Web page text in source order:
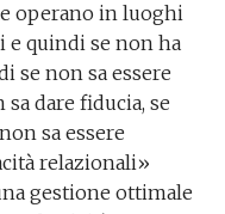
operano in luoghi
e quindi se non ha
se non sa essere
dare fiducia, se
sa essere
relazionali»
gestione ottimale